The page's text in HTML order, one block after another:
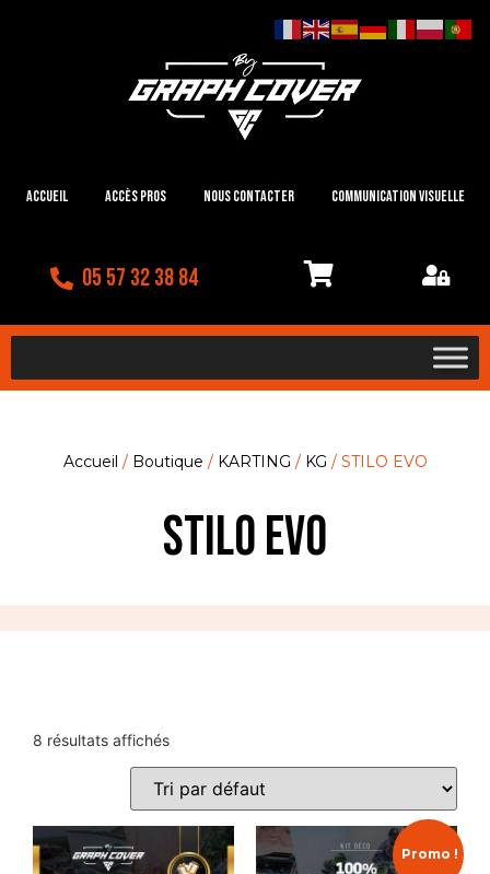
Accueil Accès Pros Nous contacter Communication visuelle
05 57 32 38 84
Accueil / Boutique / KARTING / KG / STILO EVO
STILO EVO
8 résultats affichés
Promo !